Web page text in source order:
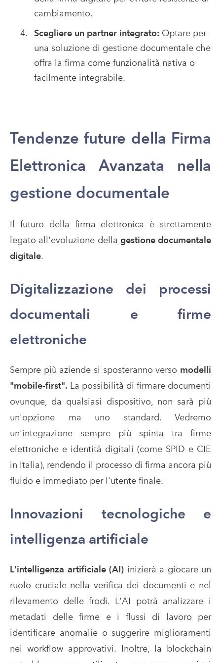
cambiamento.
Scegliere un partner integrato: Optare per
una soluzione di gestione documentale che
offra la firma come funzionalità nativa o
facilmente integrabile.
Tendenze future della Firma
Elettronica Avanzata nella
gestione documentale
Il futuro della firma elettronica è strettamente
legato all'evoluzione della gestione documentale
digitale.
Digitalizzazione dei processi
documentali e firme
elettroniche
Sempre più aziende si sposteranno verso modelli
"mobile-first". La possibilità di firmare documenti
ovunque, da qualsiasi dispositivo, non sarà più
un'opzione ma uno standard. Vedremo
un'integrazione sempre più spinta tra firme
elettroniche e identità digitali (come SPID e CIE
in Italia), rendendo il processo di firma ancora più
fluido e immediato per l'utente finale.
Innovazioni tecnologiche e
intelligenza artificiale
L'intelligenza artificiale (AI) inizierà a giocare un
ruolo cruciale nella verifica dei documenti e nel
rilevamento delle frodi. L'AI potrà analizzare i
metadati delle firme e i flussi di lavoro per
identificare anomalie o suggerire miglioramenti
nei workflow approvativi. Inoltre, la blockchain